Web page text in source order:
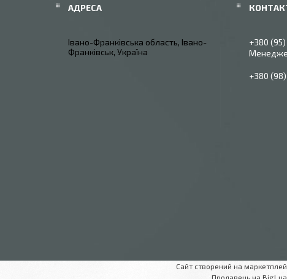
Івано-Франківська область, Івано-
Франківськ, Україна
+380
+380
Сайт створений на
Продавець на Bigl.ua